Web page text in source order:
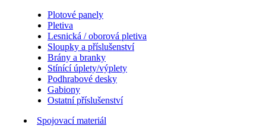
Plotové panely
Pletiva
Lesnická / oborová pletiva
Sloupky a příslušenství
Brány a branky
Stínící úplety/výplety
Podhrabové desky
Gabiony
Ostatní příslušenství
Spojovací materiál